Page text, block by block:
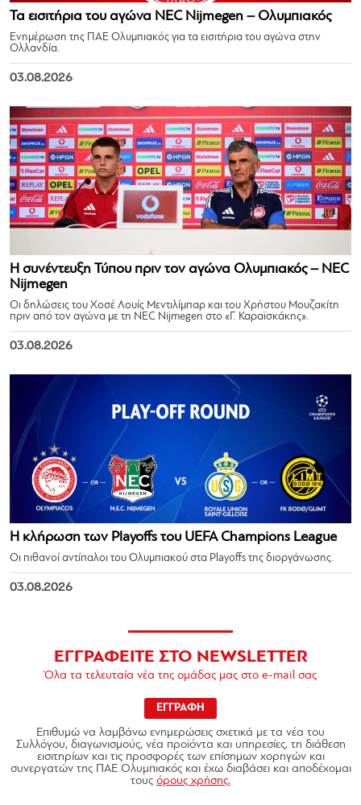
Τα εισιτήρια του αγώνα NEC Nijmegen – Ολυμπιακός
Ενημέρωση της ΠΑΕ Ολυμπιακός για τα εισιτήρια του αγώνα στην
Ολλανδία.
03.08.2026
Η συνέντευξη Τύπου πριν τον αγώνα Ολυμπιακός – NEC
Nijmegen
Οι δηλώσεις του Χοσέ Λουίς Μεντιλίμπαρ και του Χρήστου Μουζακίτη
πριν από τον αγώνα με τη NEC Nijmegen στο «Γ. Καραϊσκάκης».
03.08.2026
Η κλήρωση των Playoffs του UEFA Champions League
Οι πιθανοί αντίπαλοι του Ολυμπιακού στα Playoffs της διοργάνωσης.
03.08.2026
ΕΓΓΡΑΦΕΙΤΕ ΣΤΟ NEWSLETTER
Όλα τα τελευταία νέα της ομάδας μας στο e-mail σας
ΕΓΓΡΑΦΗ
Επιθυμώ να λαμβάνω ενημερώσεις σχετικά με τα νέα του
Συλλόγου, διαγωνισμούς, νέα προϊόντα και υπηρεσίες, τη διάθεση
εισιτηρίων και τις προσφορές των επίσημων χορηγών και
συνεργατών της ΠΑΕ Ολυμπιακός και έχω διαβάσει και αποδέχομαι
τους όρους χρήσης.